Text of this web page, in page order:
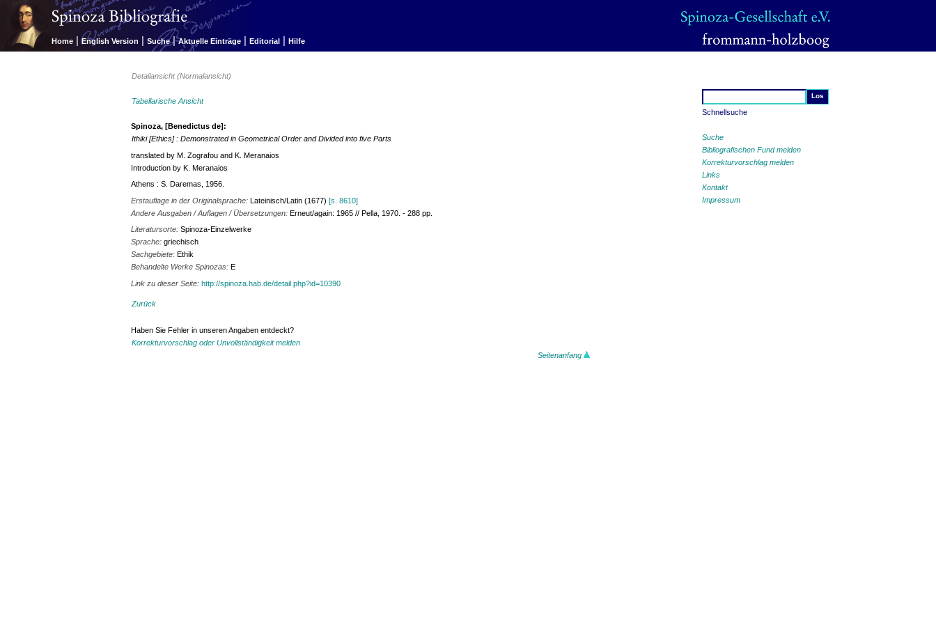
Home | English Version | Suche | Aktuelle Einträge | Editorial | Hilfe
Schnellsuche
Suche
Bibliografischen Fund melden
Korrekturvorschlag melden
Links
Kontakt
Impressum
Detailansicht (Normalansicht)
Tabellarische Ansicht
Spinoza, [Benedictus de]:
Ithiki [Ethics] : Demonstrated in Geometrical Order and Divided into five Parts
translated by M. Zografou and K. Meranaios
Introduction by K. Meranaios
Athens : S. Daremas, 1956.
Erstauflage in der Originalsprache:Lateinisch/Latin (1677)[s. 8610]
Andere Ausgaben / Auflagen / Übersetzungen:Erneut/again: 1965 // Pella, 1970. - 288 pp.
Literatursorte:Spinoza-Einzelwerke
Sprache:griechisch
Sachgebiete:Ethik
Behandelte Werke Spinozas:E
Link zu dieser Seite:http://spinoza.hab.de/detail.php?id=10390
Zurück
Haben Sie Fehler in unseren Angaben entdeckt?
Korrekturvorschlag oder Unvollständigkeit melden
Seitenanfang